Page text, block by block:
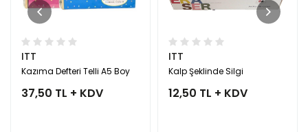
ITT
Kazıma Defteri Telli A5 Boy
37,50 TL + KDV
ITT
Kalp Şeklinde Silgi
12,50 TL + KDV